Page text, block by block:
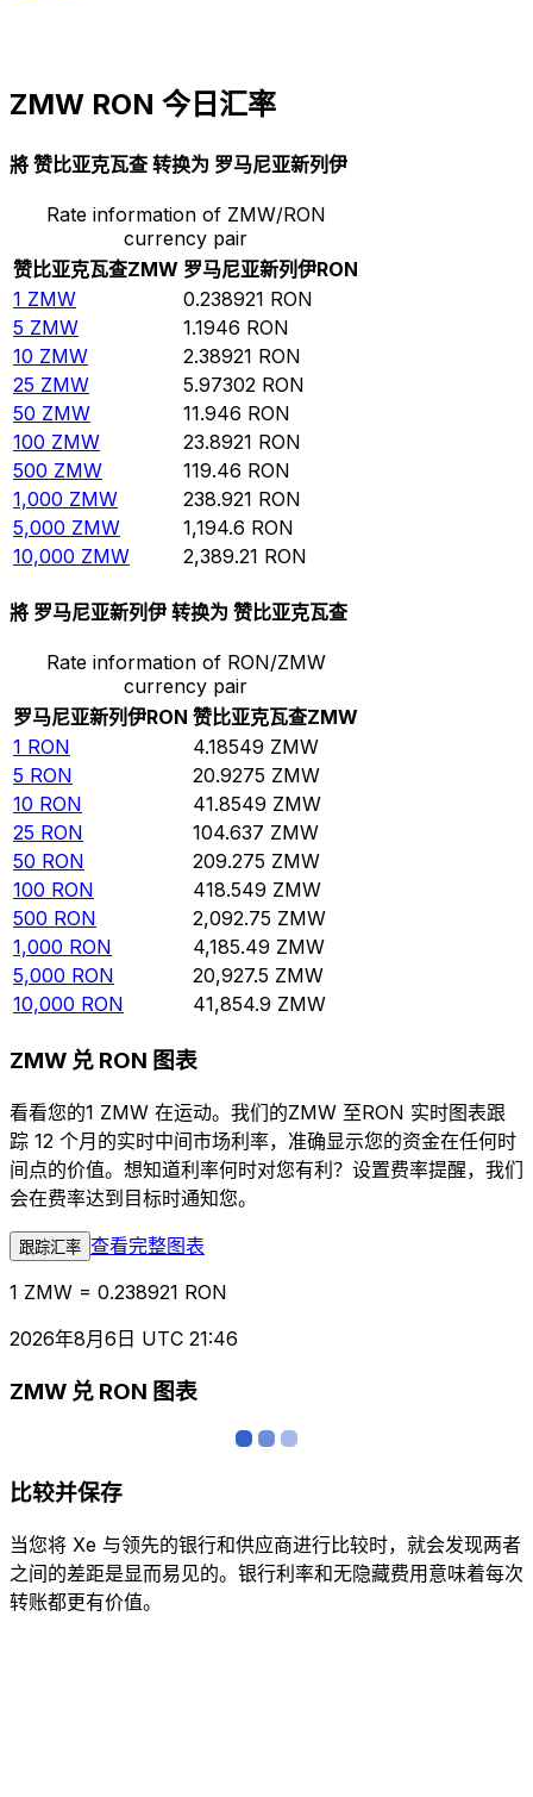
ZMW RON 今日汇率
將 赞比亚克瓦查 转换为 罗马尼亚新列伊
Rate information of ZMW/RON
currency pair
赞比亚克瓦查ZMW 罗马尼亚新列伊RON
1 ZMW 0.238921 RON
5 ZMW 1.1946 RON
10 ZMW 2.38921 RON
25 ZMW 5.97302 RON
50 ZMW 11.946 RON
100 ZMW 23.8921 RON
500 ZMW 119.46 RON
1,000 ZMW 238.921 RON
5,000 ZMW 1,194.6 RON
10,000 ZMW 2,389.21 RON
將 罗马尼亚新列伊 转换为 赞比亚克瓦查
Rate information of RON/ZMW
currency pair
罗马尼亚新列伊RON 赞比亚克瓦查ZMW
1 RON 4.18549 ZMW
5 RON 20.9275 ZMW
10 RON 41.8549 ZMW
25 RON 104.637 ZMW
50 RON 209.275 ZMW
100 RON 418.549 ZMW
500 RON 2,092.75 ZMW
1,000 RON 4,185.49 ZMW
5,000 RON 20,927.5 ZMW
10,000 RON 41,854.9 ZMW
ZMW 兑 RON 图表
看看您的1 ZMW 在运动。我们的ZMW 至RON 实时图表跟
踪 12 个月的实时中间市场利率，准确显示您的资金在任何时
间点的价值。想知道利率何时对您有利？设置费率提醒，我们
会在费率达到目标时通知您。
跟踪汇率 查看完整图表
1 ZMW = 0.238921 RON
2026年8月6日 UTC 21:46
ZMW 兑 RON 图表
比较并保存
当您将 Xe 与领先的银行和供应商进行比较时，就会发现两者
之间的差距是显而易见的。银行利率和无隐藏费用意味着每次
转账都更有价值。